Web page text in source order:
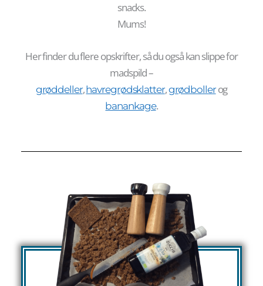
snacks.
Mums!
Her finder du flere opskrifter, så du også kan slippe for
madspild –
grøddeller,havregrødsklatter,grødbollerog
banankage.